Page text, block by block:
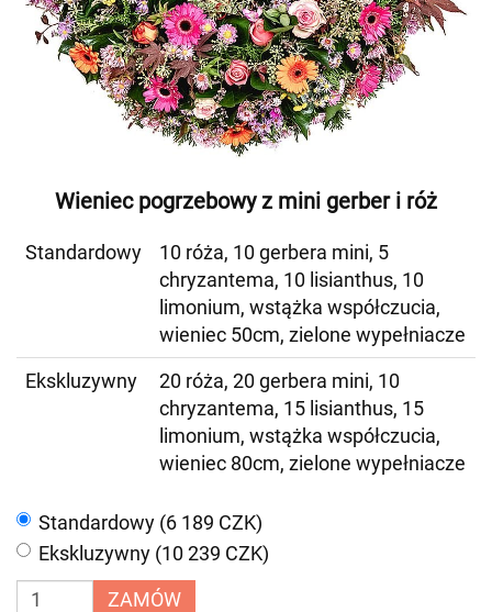
Wieniec pogrzebowy z mini gerber i róż
Standardowy
10 róża, 10 gerbera mini, 5
chryzantema, 10 lisianthus, 10
limonium, wstążka współczucia,
wieniec 50cm, zielone wypełniacze
Ekskluzywny
20 róża, 20 gerbera mini, 10
chryzantema, 15 lisianthus, 15
limonium, wstążka współczucia,
wieniec 80cm, zielone wypełniacze
Standardowy (6 189 CZK)
Ekskluzywny (10 239 CZK)
ZAMÓW